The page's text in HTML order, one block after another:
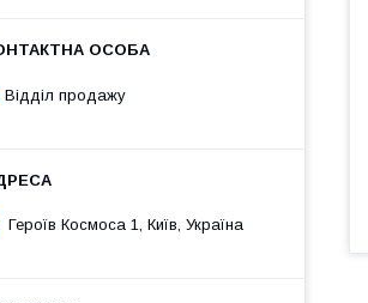
Відділ продажу
Героїв Космоса 1, Київ, Україна